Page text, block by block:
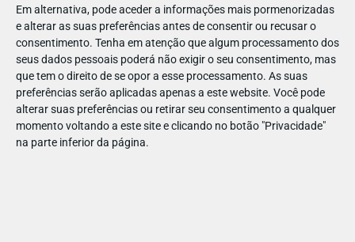
Em alternativa, pode aceder a informações mais pormenorizadas
e alterar as suas preferências antes de consentir ou recusar o
consentimento. Tenha em atenção que algum processamento dos
seus dados pessoais poderá não exigir o seu consentimento, mas
que tem o direito de se opor a esse processamento. As suas
preferências serão aplicadas apenas a este website. Você pode
alterar suas preferências ou retirar seu consentimento a qualquer
momento voltando a este site e clicando no botão "Privacidade"
na parte inferior da página.
851831694521670